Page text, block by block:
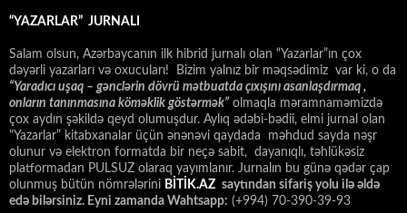
“YAZARLAR” JURNALI
Salam olsun, Azərbaycanın ilk hibrid jurnalı olan “Yazarlar”ın çox
dəyərli yazarları və oxucuları! Bizim yalnız bir məqsədimiz var ki, o da
“Yaradıcı uşaq – gәnclәrin dövrü mәtbuatda çıxışını asanlaşdırmaq ,
onların tanınmasına kömәklik göstәrmәk” olmaqla məramnaməmizdə
çox aydın şəkildə qeyd olumuşdur. Aylıq ədəbi-bədii, elmi jurnal olan
“Yazarlar” kitabxanalar üçün ənənəvi qaydada məhdud sayda nəşr
olunur və elektron formatda bir neçə sabit, dayanıqlı, təhlükəsiz
platformadan PULSUZ olaraq yayımlanır. Jurnalın bu günə qədər çap
olunmuş bütün nömrələrini BİTİK.AZ saytından sifariş yolu ilə əldə
edə bilərsiniz. Eyni zamanda Wahtsapp: (+994) 70-390-39-93